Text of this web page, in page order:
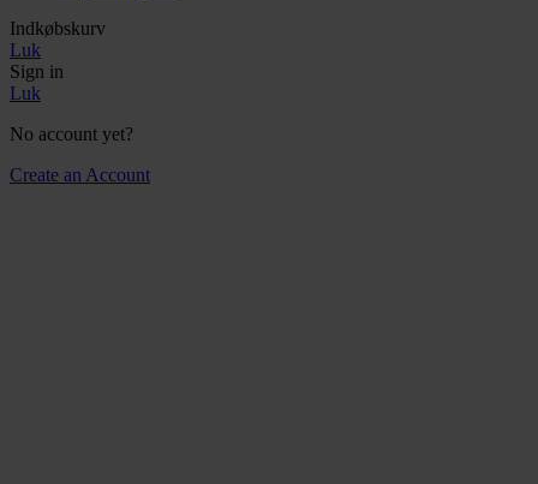
Indkøbskurv
Luk
Sign in
Luk
No account yet?
Create an Account